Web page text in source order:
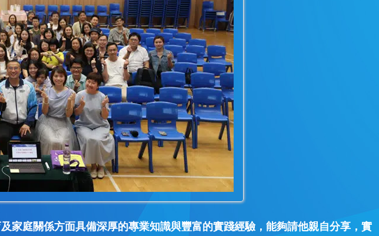
家庭關係方面具備深厚的專業知識與豐富的實踐經驗，能夠請他親自分享，實